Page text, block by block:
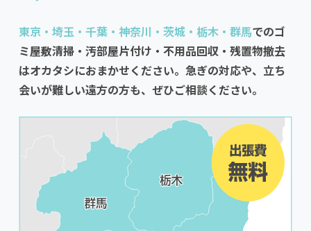
東京・埼玉・千葉・神奈川・茨城・栃木・群馬でのゴ
ミ屋敷清掃・汚部屋片付け・不用品回収・残置物撤去
はオカタシにおまかせください。急ぎの対応や、立ち
会いが難しい遠方の方も、ぜひご相談ください。